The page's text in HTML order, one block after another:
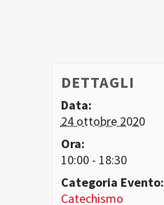
DETTAGLI
Data:
24 ottobre 2020
Ora:
10:00 - 18:30
Categoria Evento:
Catechismo